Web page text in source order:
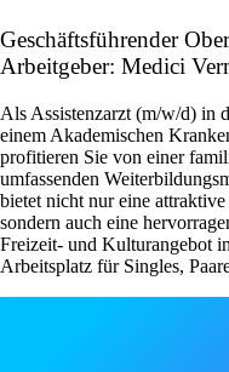
Geschäftsführender
Arbeitgeber: Medici
Als Assistenzarzt (m/w/d) in
einem Akademischen
profitieren Sie von einer
umfassenden
bietet nicht nur eine
sondern auch eine
Freizeit- und Kulturangebot
Arbeitsplatz für Singles,